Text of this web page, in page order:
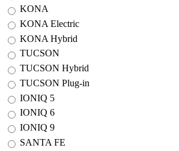
KONA
KONA Electric
KONA Hybrid
TUCSON
TUCSON Hybrid
TUCSON Plug-in
IONIQ 5
IONIQ 6
IONIQ 9
SANTA FE